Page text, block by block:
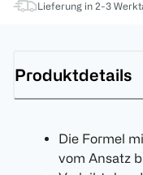
Lieferung in 2-3
Produktdetails
Die Formel
vom Ansatz